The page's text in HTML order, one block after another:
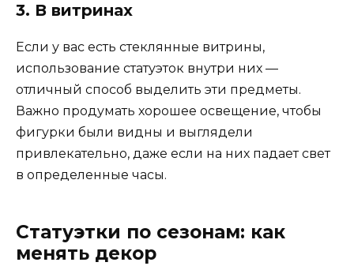
3. В витринах
Если у вас есть стеклянные витрины,
использование статуэток внутри них —
отличный способ выделить эти предметы.
Важно продумать хорошее освещение, чтобы
фигурки были видны и выглядели
привлекательно, даже если на них падает свет
в определенные часы.
Статуэтки по сезонам: как
менять декор